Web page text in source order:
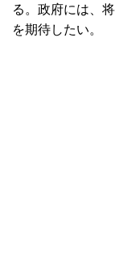
る。政府には、
を期待したい。